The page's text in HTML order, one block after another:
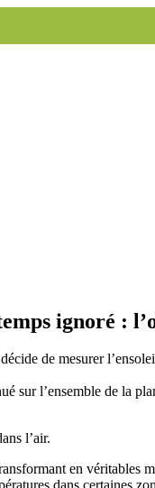
ignoré :
de mesurer
sur l’ensemble de la
l’air.
en